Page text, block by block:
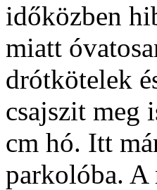
időközben
miatt
drótkötelek
csajszit meg
cm hó. Itt
parkolóba. A